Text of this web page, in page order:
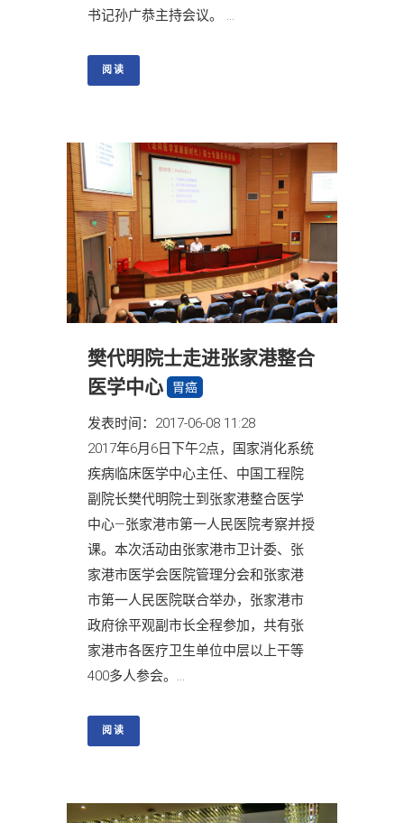
书记孙广恭主持会议。 ...
阅读
樊代明院士走进张家港整合
医学中心
胃癌
发表时间：2017-06-08 11:28
2017年6月6日下午2点，国家消化系统
疾病临床医学中心主任、中国工程院
副院长樊代明院士到张家港整合医学
中心—张家港市第一人民医院考察并授
课。本次活动由张家港市卫计委、张
家港市医学会医院管理分会和张家港
市第一人民医院联合举办，张家港市
政府徐平观副市长全程参加，共有张
家港市各医疗卫生单位中层以上干等
400多人参会。...
阅读